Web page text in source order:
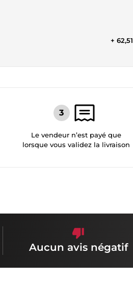
+
Le vendeur n’est payé que
lorsque vous validez la livraison
Aucun avis négatif